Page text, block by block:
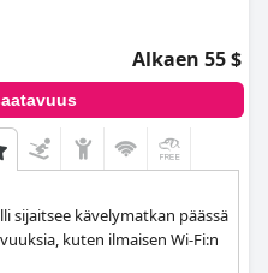
Alkaen 55 $
sijaitsee kävelymatkan päässä
kuten ilmaisen Wi-Fi:n